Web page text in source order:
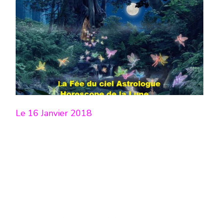
LA
LUNE
DU
16
JANVIER
2018
–
EN
MODE
ÉCRITURE-
Le 16 Janvier 2018